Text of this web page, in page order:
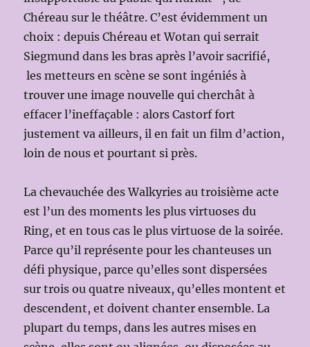
Chéreau sur le théâtre. C’est évidemment un
choix : depuis Chéreau et Wotan qui serrait
Siegmund dans les bras après l’avoir sacrifié,
les metteurs en scène se sont ingéniés à
trouver une image nouvelle qui cherchât à
effacer l’ineffaçable : alors Castorf fort
justement va ailleurs, il en fait un film d’action,
loin de nous et pourtant si près.
La chevauchée des Walkyries au troisième acte
est l’un des moments les plus virtuoses du
Ring, et en tous cas le plus virtuose de la soirée.
Parce qu’il représente pour les chanteuses un
défi physique, parce qu’elles sont dispersées
sur trois ou quatre niveaux, qu’elles montent et
descendent, et doivent chanter ensemble. La
plupart du temps, dans les autres mises en